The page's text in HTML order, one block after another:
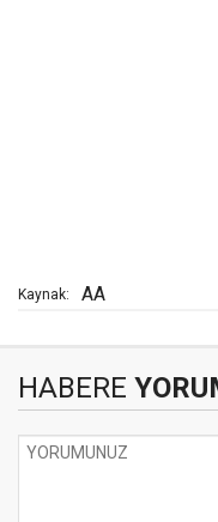
Kaynak: AA
HABERE